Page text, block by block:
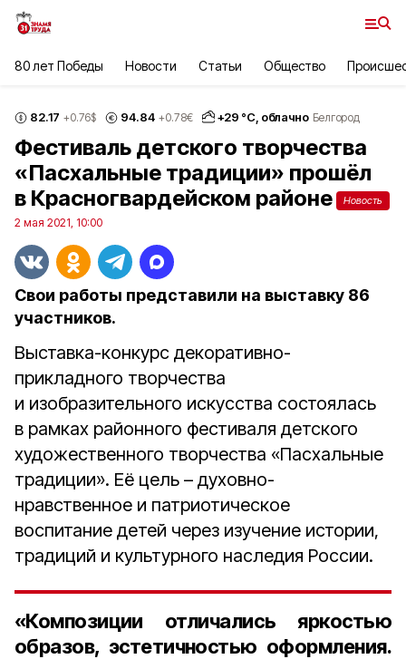
80 лет Победы Новости Статьи Общество
82.17 +0.76$ 94.84 +0.78€ +29 °С, облачно Белгород
Фестиваль детского творчества
«Пасхальные традиции» прошёл
в Красногвардейском районе
Новость
2 мая 2021, 10:00
Свои работы представили на выставку 86
участников.
Выставка-конкурс декоративно-
прикладного творчества
и изобразительного искусства состоялась
в рамках районного фестиваля детского
художественного творчества «Пасхальные
традиции». Её цель – духовно-
нравственное и патриотическое
воспитание детей через изучение истории,
традиций и культурного наследия России.
«Композиции отличались яркостью
образов, эстетичностью оформления.